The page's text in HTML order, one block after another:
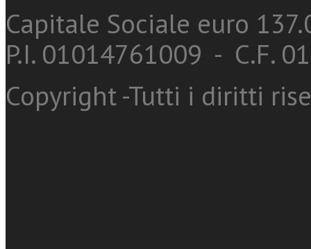
Capitale Sociale euro
P.I. 01014761009 - C.F.
Copyright -Tutti i diritti